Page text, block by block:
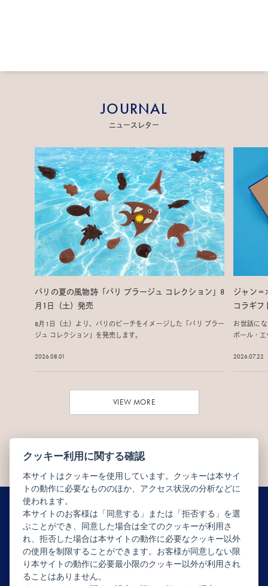
JOURNAL
ニュースレター
パリの夏の風物詩「パリ プラージュ コレクション」8
月1日（土）発売
8月1日（土）より、パリのビーチをイメージした「パリ プラー
ジュ コレクション」を発売します。
2026.08.01
ジャン＝
コラギフ
お世話に
ポール・
2026.07.22
VIEW MORE
ニュースレター配信登録はこちら
クッキー利用に関する確認
本サイトはクッキーを使用しています。クッキーは本サイ
トの動作に必要なもののほか、アクセス状況の分析などに
使われます。
本サイトのお客様は「同意する」または「拒否する」を選
ぶことができ、同意した場合は全てのクッキーが利用さ
れ、拒否した場合は本サイトの動作に必要なクッキー以外
の使用を制限することができます。お客様が同意しない限
り本サイトの動作に必要最小限のクッキー以外が利用され
ることはありません。